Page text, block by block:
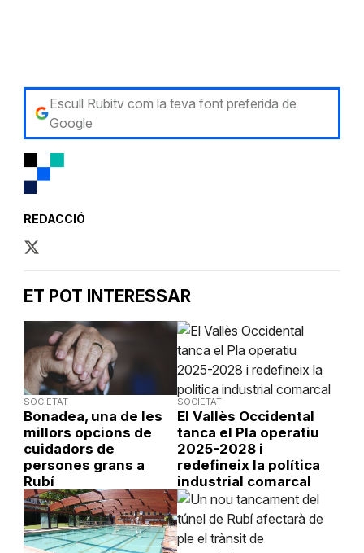
Escull Rubitv com la teva font preferida de
Google
REDACCIÓ
ET POT INTERESSAR
SOCIETAT
Bonadea, una de les
millors opcions de
cuidadors de
persones grans a
Rubí
SOCIETAT
El Vallès Occidental
tanca el Pla operatiu
2025-2028 i
redefineix la política
industrial comarcal